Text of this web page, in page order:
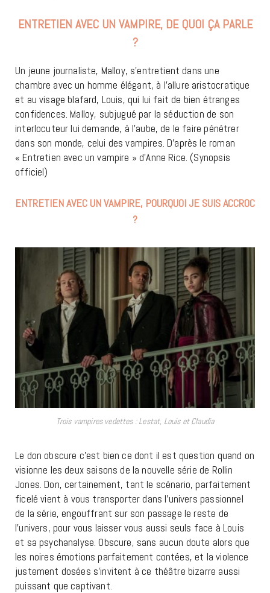
ENTRETIEN AVEC UN VAMPIRE, DE QUOI ÇA PARLE
?
Un jeune journaliste, Malloy, s’entretient dans une
chambre avec un homme élégant, à l’allure aristocratique
et au visage blafard, Louis, qui lui fait de bien étranges
confidences. Malloy, subjugué par la séduction de son
interlocuteur lui demande, à l’aube, de le faire pénétrer
dans son monde, celui des vampires. D’après le roman
« Entretien avec un vampire » d’Anne Rice. (Synopsis
officiel)
ENTRETIEN AVEC UN VAMPIRE, POURQUOI JE SUIS ACCROC
?
Trois vampires vedettes : Lestat, Louis et Claudia
Le don obscure c’est bien ce dont il est question quand on
visionne les deux saisons de la nouvelle série de Rollin
Jones. Don, certainement, tant le scénario, parfaitement
ficelé vient à vous transporter dans l’univers passionnel
de la série, engouffrant sur son passage le reste de
l’univers, pour vous laisser vous aussi seuls face à Louis
et sa psychanalyse. Obscure, sans aucun doute alors que
les noires émotions parfaitement contées, et la violence
justement dosées s’invitent à ce théâtre bizarre aussi
puissant que captivant.